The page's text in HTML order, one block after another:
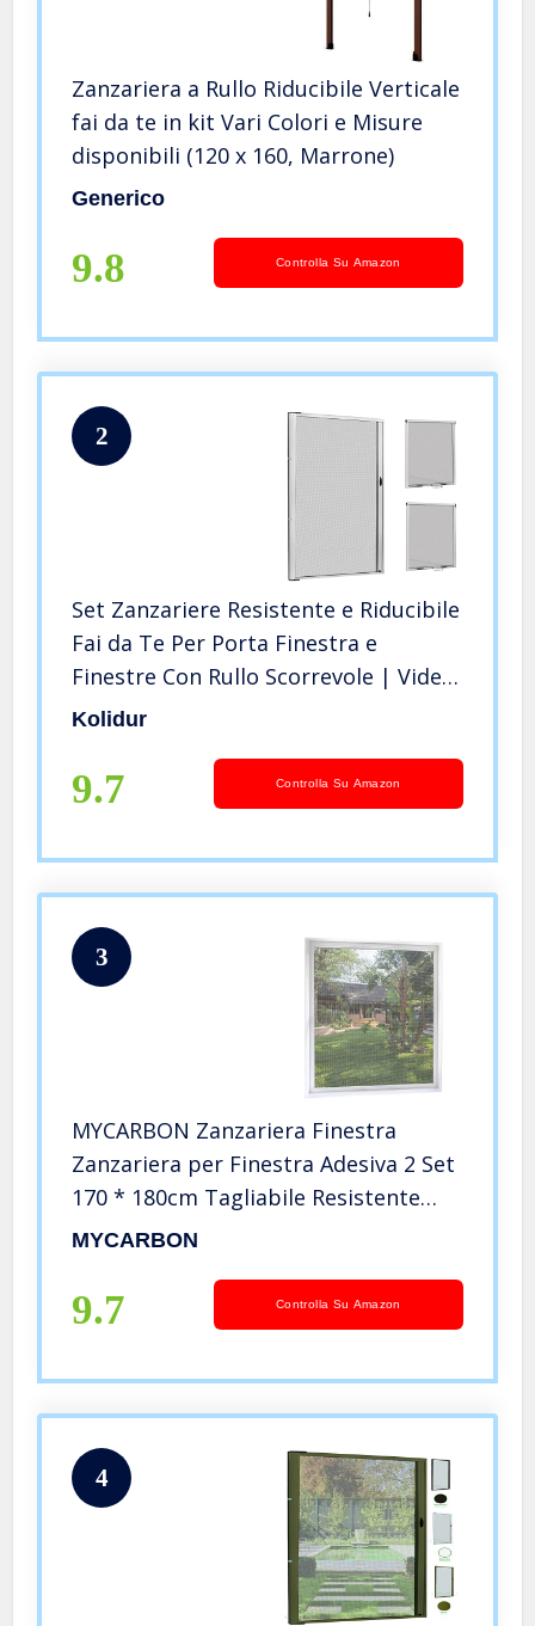
Zanzariera a Rullo Riducibile Verticale
fai da te in kit Vari Colori e Misure
disponibili (120 x 160, Marrone)
Generico
9.8 Controlla Su Amazon
2
Set Zanzariere Resistente e Riducibile
Fai da Te Per Porta Finestra e
Finestre Con Rullo Scorrevole | Video
Tutorial e Accessori Inclusi
Kolidur
9.7 Controlla Su Amazon
3
MYCARBON Zanzariera Finestra
Zanzariera per Finestra Adesiva 2 Set
170 * 180cm Tagliabile Resistente
Bianca con Tagliatore
MYCARBON
9.7 Controlla Su Amazon
4